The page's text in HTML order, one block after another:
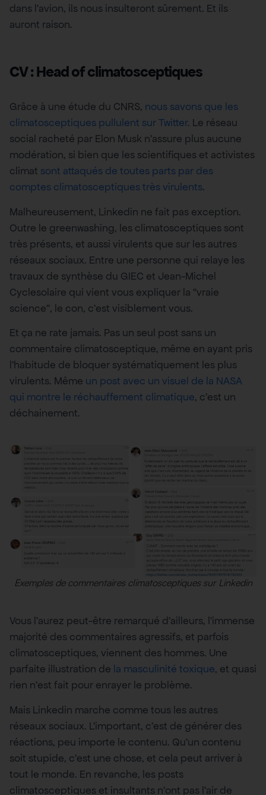
dans l’avion, ils nous insulteront sûrement. Et ils
auront raison.
CV : Head of climatosceptiques
Grâce à une étude du CNRS, nous savons que les
climatosceptiques pullulent sur Twitter. Le réseau
social racheté par Elon Musk n’assure plus aucune
modération, si bien que les scientifiques et activistes
climat sont attaqués de toutes parts par des
comptes climatosceptiques très virulents.
Malheureusement, Linkedin ne fait pas exception.
Outre le greenwashing, les climatosceptiques sont
très présents, et aussi virulents que sur les autres
réseaux sociaux. Entre une personne qui relaye les
travaux de synthèse du GIEC et Jean-Michel
Cyclesolaire qui vient vous expliquer la “vraie
science”, le con, c’est visiblement vous.
Et ça ne rate jamais. Pas un seul post sans un
commentaire climatosceptique, même en ayant pris
l’habitude de bloquer systématiquement les plus
virulents. Même un post avec un visuel de la NASA
qui montre le réchauffement climatique, c’est un
déchainement.
Exemples de commentaires climatosceptiques sur Linkedin
Vous l’aurez peut-être remarqué d’ailleurs, l’immense
majorité des commentaires agressifs, et parfois
climatosceptiques, viennent des hommes. Une
parfaite illustration de la masculinité toxique, et quasi
rien n’est fait pour enrayer le problème.
Mais Linkedin marche comme tous les autres
réseaux sociaux. L’important, c’est de générer des
réactions, peu importe le contenu. Qu’un contenu
soit stupide, c’est une chose, et cela peut arriver à
tout le monde. En revanche, les posts
climatosceptiques et insultants n’ont pas l’air de